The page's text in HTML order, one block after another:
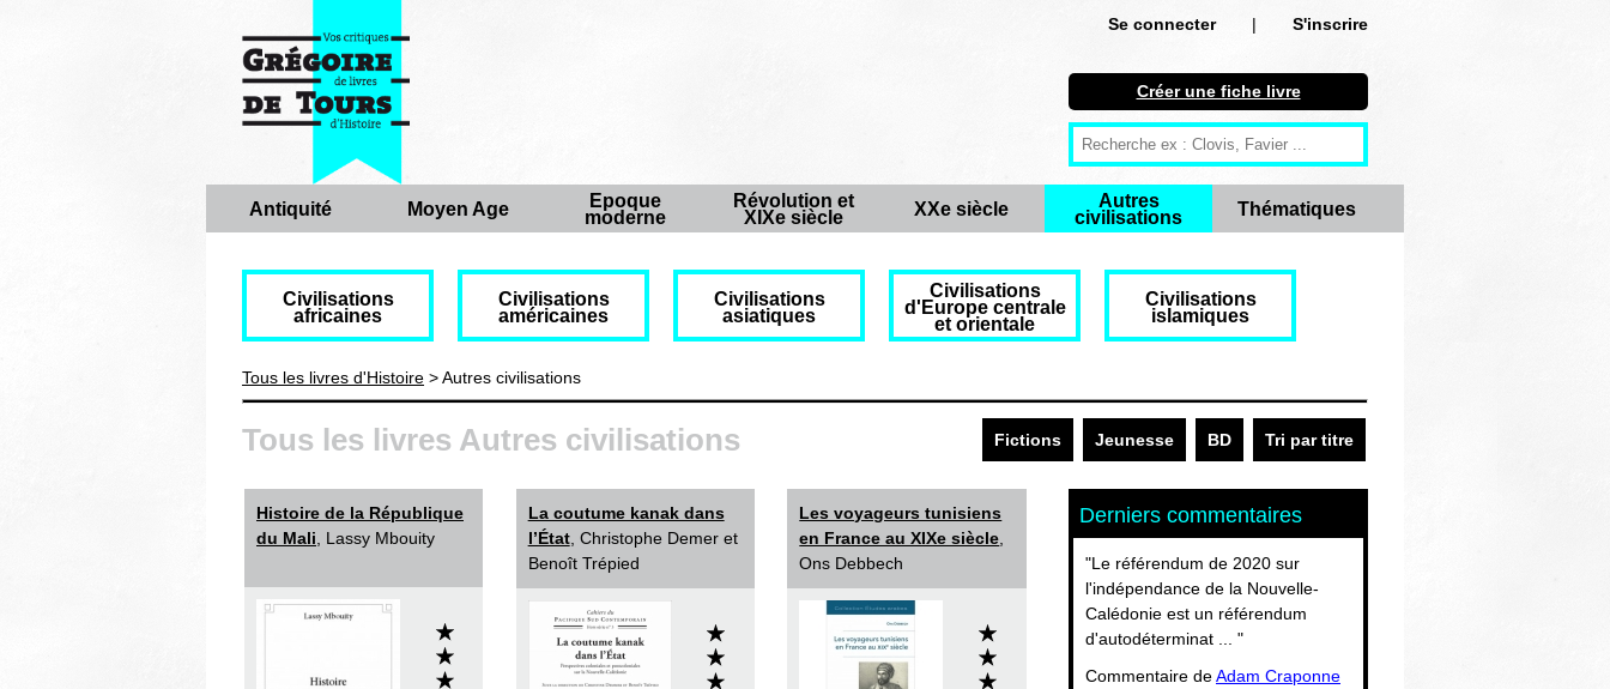
Se connecter |
S'inscrire
S'inscrire
Créer une fiche livre
Antiquité
Moyen Age
Epoque moderne
Thématiques
Créer une fiche livre
Antiquité Moyen Age
Epoque
moderne
Révolution et
XIXe siècle
XXe siècle
Autres
civilisations
Thématiques
Civilisations
africaines
Civilisations
américaines
Civilisations
asiatiques
Civilisations
d'Europe centrale
et orientale
Civilisations
islamiques
Tous les livres d'Histoire > Autres civilisations
Fictions Jeunesse BD Tri par titre
Tous les livres Autres civilisations
Histoire de la République
du Mali , Lassy Mbouity
La coutume kanak dans
l’État, Christophe Demer et
Benoît Trépied
Les voyageurs tunisiens
en France au XIXe siècle
Ons Debbech
Derniers commentaires
"Le référendum de 2020 sur
l'indépendance de la Nouvelle-
Calédonie est un référendum
d'autodéterminat ... "
Commentaire deAdam Craponne